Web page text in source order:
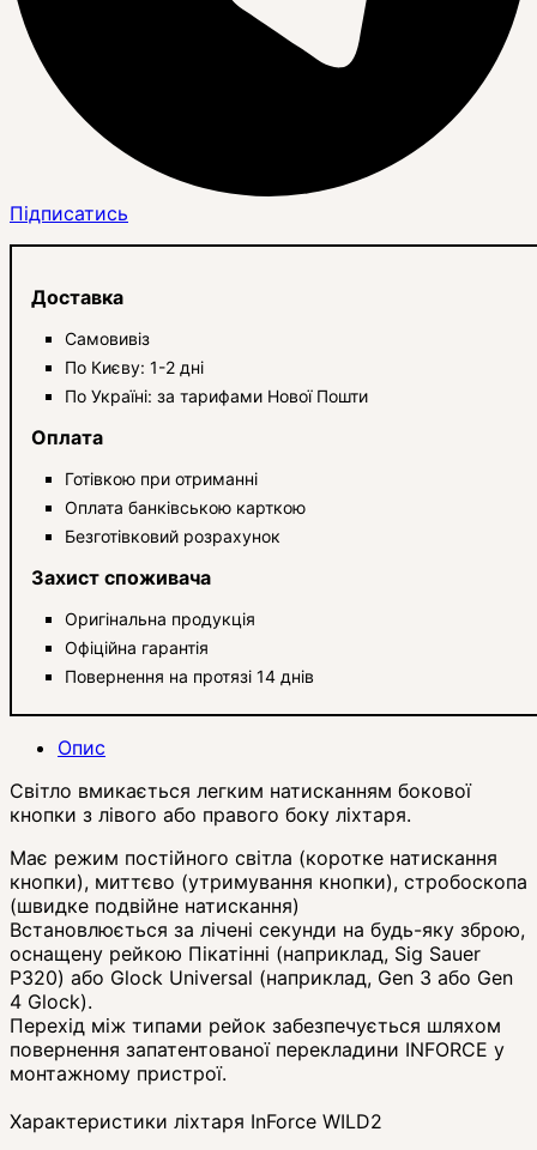
Підписатись
Доставка
Самовивіз
По Києву: 1-2 дні
По Україні: за тарифами Нової Пошти
Оплата
Готівкою при отриманні
Оплата банківською карткою
Безготівковий розрахунок
Захист споживача
Оригінальна продукція
Офіційна гарантія
Повернення на протязі 14 днів
Опис
Світло вмикається легким натисканням бокової
кнопки з лівого або правого боку ліхтаря.
Має режим постійного світла (коротке натискання
кнопки), миттєво (утримування кнопки), стробоскопа
(швидке подвійне натискання)
Встановлюється за лічені секунди на будь-яку зброю,
оснащену рейкою Пікатінні (наприклад, Sig Sauer
P320) або Glock Universal (наприклад, Gen 3 або Gen
4 Glock).
Перехід між типами рейок забезпечується шляхом
повернення запатентованої перекладини INFORCE у
монтажному пристрої.
Характеристики ліхтаря InForce WILD2